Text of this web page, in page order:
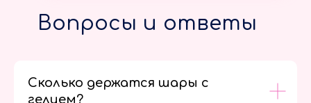
Вопросы и ответы
Сколько держатся шары с
гелием?